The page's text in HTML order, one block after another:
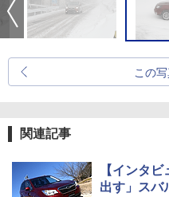
この
関連記事
【インタ
出す」スバ